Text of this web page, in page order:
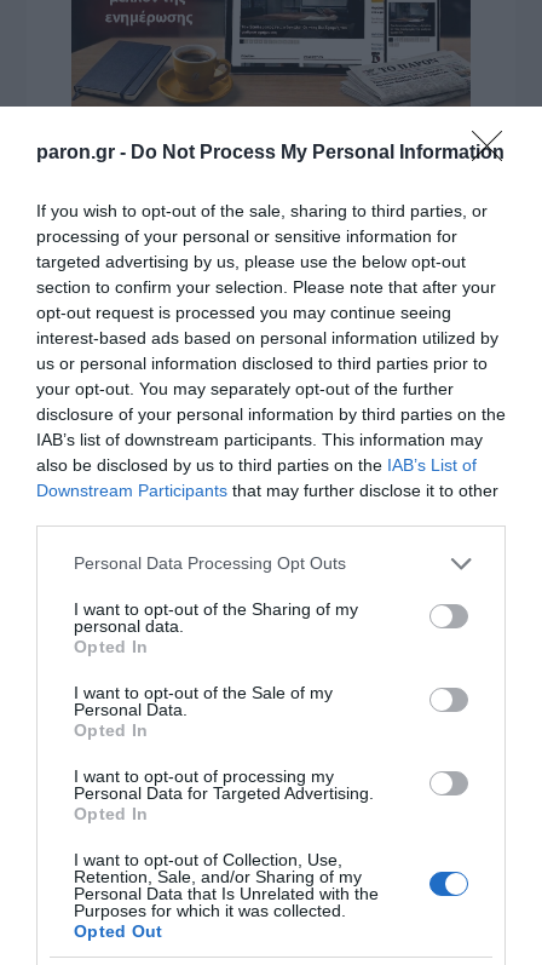
paron.gr - Do Not Process My Personal Information
If you wish to opt-out of the sale, sharing to third parties, or
processing of your personal or sensitive information for
targeted advertising by us, please use the below opt-out
section to confirm your selection. Please note that after your
opt-out request is processed you may continue seeing
interest-based ads based on personal information utilized by
us or personal information disclosed to third parties prior to
your opt-out. You may separately opt-out of the further
disclosure of your personal information by third parties on the
IAB’s list of downstream participants. This information may
also be disclosed by us to third parties on the IAB’s List of
Downstream Participants that may further disclose it to other
Please note that this website/app uses one or more Google
not limited to your visit or usage behaviour. You may click to
grant or deny consent to Google and its third-party tags to
use your data for below specified purposes in below Google
consent section.
Personal Data Processing Opt Outs
I want to opt-out of the Sharing of my
personal data.
Opted In
I want to opt-out of the Sale of my
Personal Data.
Opted In
I want to opt-out of processing my
Personal Data for Targeted Advertising.
Opted In
I want to opt-out of Collection, Use,
Retention, Sale, and/or Sharing of my
Personal Data that Is Unrelated with the
Purposes for which it was collected.
Opted Out
VIDCASTS
ΠΑΥΛΟΣ ΜΑΡΙΝΑΚΗΣ: «ΔΕΝ ΗΘΕΛΑ ΝΑ ΑΦΗΣΩ ΣΤΟΝ
ΕΠΟΜΕΝΟ ΜΙΑ ΚΑΥΤΗ ΠΑΤΑΤΑ»
Ο κυβερνητικός εκπρόσωπος,
Παύλος Μαρινάκης, ανοίγει τα
χαρτιά του στις «Τυπολογίες»
σε ένα vidcast που μιλάει για
τις μεγάλες τομές στον χώρο
των Μέσων Μαζικής
Ενημέρωσης. Σε μια εφ’ όλης της ύλης
ραδιοφωνικές άδειες, το πακέτο στήριξης των 80
εκατομμυρίων ευρώ για τον Τύπο, αλλά και την
πρωτοβουλία για την άρση της ανωνυμίας στο